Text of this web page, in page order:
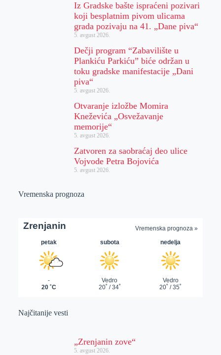
Iz Gradske bašte ispraćeni pozivari
koji besplatnim pivom ulicama
grada pozivaju na 41. „Dane piva“
5. avgust 2026.
Dečji program “Zabavilište u
Plankiću Parkiću” biće održan u
toku gradske manifestacije „Dani
piva“
5. avgust 2026.
Otvaranje izložbe Momira
Kneževića „Osvežavanje
memorije“
5. avgust 2026.
Zatvoren za saobraćaj deo ulice
Vojvode Petra Bojovića
5. avgust 2026.
Vremenska prognoza
Najčitanije vesti
„Zrenjanin zove“
5. avgust 2026.